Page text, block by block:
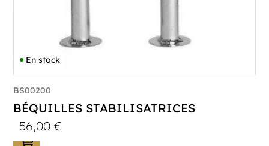
En stock
BS00200
BÉQUILLES STABILISATRICES
56,00€